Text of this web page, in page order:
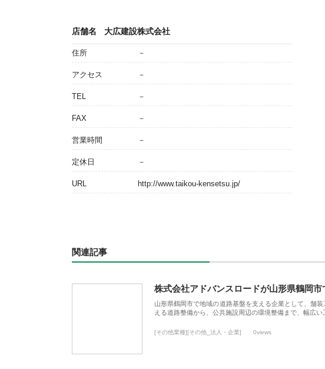
店舗名 大広建設株式会社
住所 －
アクセス －
TEL －
FAX －
営業時間 －
定休日 －
URL http://www.taikou-kensetsu.jp/
関連記事
株式会社アドバンスロードが山形県鶴岡
山形県鶴岡市で地域の道路基盤を支える企業として、舗
える道路整備から、公共施設周辺の環境整備まで、幅広
[その他業種][その他_法人・企業] 0views